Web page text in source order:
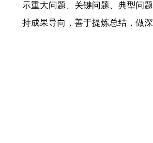
示重大问题、关键问题、典型问
持成果导向，善于提炼总结，做